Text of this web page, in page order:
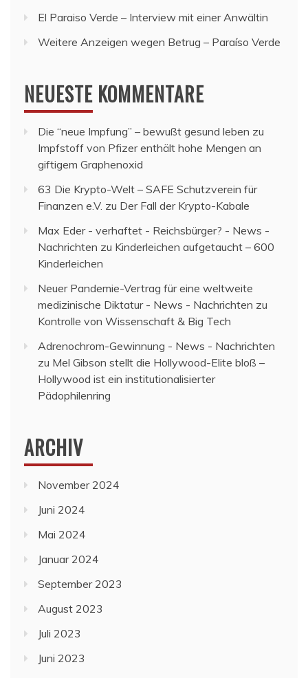
El Paraiso Verde – Interview mit einer Anwältin
Weitere Anzeigen wegen Betrug – Paraíso Verde
NEUESTE KOMMENTARE
Die “neue Impfung” – bewußt gesund leben zu
Impfstoff von Pfizer enthält hohe Mengen an
giftigem Graphenoxid
63 Die Krypto-Welt – SAFE Schutzverein für
Finanzen e.V. zu Der Fall der Krypto-Kabale
Max Eder - verhaftet - Reichsbürger? - News -
Nachrichten zu Kinderleichen aufgetaucht – 600
Kinderleichen
Neuer Pandemie-Vertrag für eine weltweite
medizinische Diktatur - News - Nachrichten zu
Kontrolle von Wissenschaft & Big Tech
Adrenochrom-Gewinnung - News - Nachrichten
zu Mel Gibson stellt die Hollywood-Elite bloß –
Hollywood ist ein institutionalisierter
Pädophilenring
ARCHIV
November 2024
Juni 2024
Mai 2024
Januar 2024
September 2023
August 2023
Juli 2023
Juni 2023